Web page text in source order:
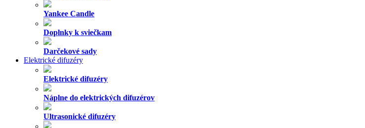
Yankee Candle
Doplnky k sviečkam
Darčekové sady
Elektrické difuzéry
Elektrické difuzéry
Náplne do elektrických difuzérov
Ultrasonické difuzéry